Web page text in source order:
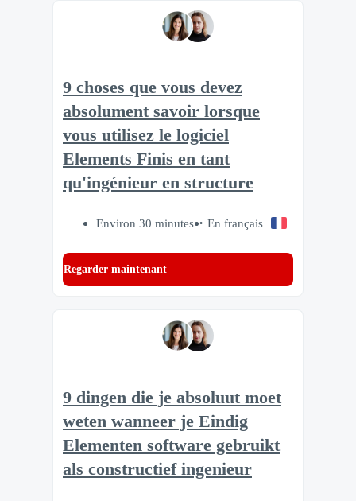
9 choses que vous devez
absolument savoir lorsque
vous utilisez le logiciel
Elements Finis en tant
qu'ingénieur en structure
Environ 30 minutes En français
Regarder maintenant
9 dingen die je absoluut moet
weten wanneer je Eindig
Elementen software gebruikt
als constructief ingenieur